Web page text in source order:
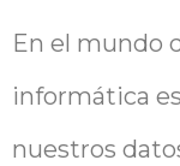
En el mundo
informática
nuestros